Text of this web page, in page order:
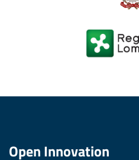
Open Innovation